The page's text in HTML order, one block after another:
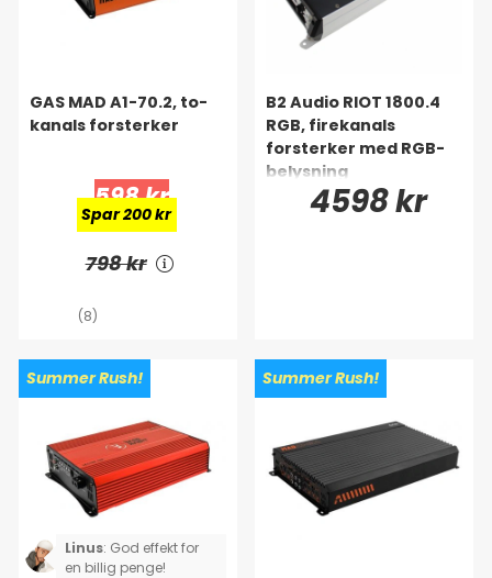
GAS MAD A1-70.2, to-
kanals forsterker
598 kr
Spar 200 kr
798 kr
(8)
B2 Audio RIOT 1800.4
RGB, firekanals
forsterker med RGB-
belysning
4598 kr
Summer Rush!
Linus: God effekt for
en billig penge!
Summer Rush!